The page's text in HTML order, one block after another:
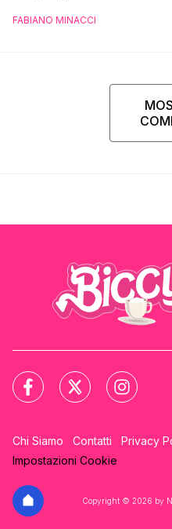
FABIANO MINACCI
Chi Siamo Contatti Privacy
Impostazioni Cookie
Copyright © 2026 by